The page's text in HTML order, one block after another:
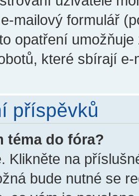
mailový formulář
opatření
které sbírají e-
příspěvků
téma do fóra?
Klikněte na
bude nutné se